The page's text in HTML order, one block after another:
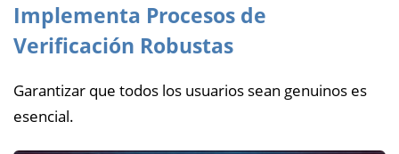
Implementa Procesos de
Verificación Robustas
Garantizar que todos los usuarios sean genuinos es
esencial.